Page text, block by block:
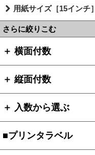
用紙サイズ［15インチ］
さらに絞りこむ
＋ 横面付数
＋ 縦面付数
＋ 入数から選ぶ
■プリンタラベル